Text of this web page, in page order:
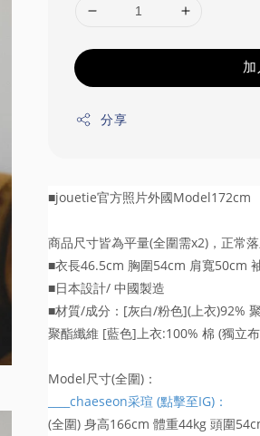
分享
■jouetie官方照片外國Model172cm
商品尺寸皆為平量(全圍需x2)，正常
■衣長46.5cm 胸圍54cm 肩寬50cm
■日本設計/ 中國製造
■材質/成分：[灰白/粉色](上衣)92%
聚酯纖維 [藍色]上衣:100% 棉 (獨立
Model尺寸(全圍)：
____chaeseon采瑄 (點擊至IG)：
(全圍) 身高166cm 體重44kg 頭圍